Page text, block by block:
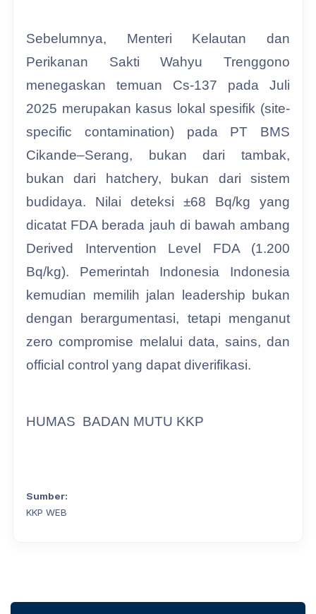
Sebelumnya, Menteri Kelautan dan
Perikanan Sakti Wahyu Trenggono
menegaskan temuan Cs-137 pada Juli
2025 merupakan kasus lokal spesifik (site-
specific contamination) pada PT BMS
Cikande–Serang, bukan dari tambak,
bukan dari hatchery, bukan dari sistem
budidaya. Nilai deteksi ±68 Bq/kg yang
dicatat FDA berada jauh di bawah ambang
Derived Intervention Level FDA (1.200
Bq/kg). Pemerintah Indonesia Indonesia
kemudian memilih jalan leadership bukan
dengan berargumentasi, tetapi menganut
zero compromise melalui data, sains, dan
official control yang dapat diverifikasi.
HUMAS BADAN MUTU KKP
Sumber:
KKP WEB